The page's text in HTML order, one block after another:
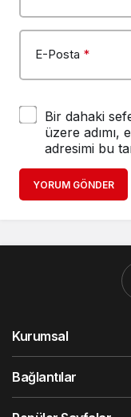
E-Posta *
Bir dahaki
üzere adımı,
adresimi bu
YORUM GÖNDER
Kurumsal
Bağlantılar